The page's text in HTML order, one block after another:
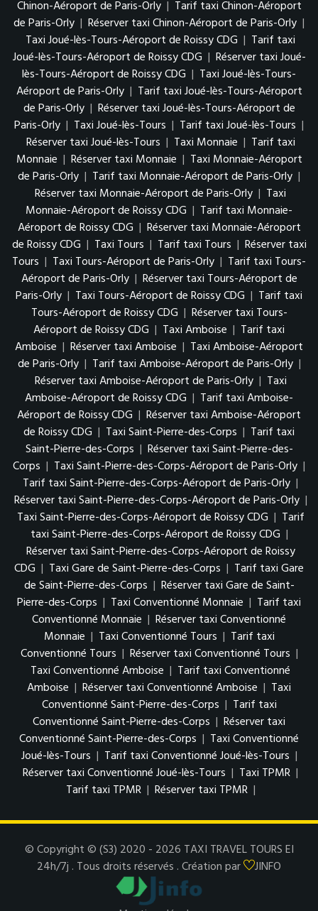
Chinon-Aéroport de Paris-Orly | Tarif taxi Chinon-Aéroport
de Paris-Orly | Réserver taxi Chinon-Aéroport de Paris-Orly |
Taxi Joué-lès-Tours-Aéroport de Roissy CDG | Tarif taxi
Joué-lès-Tours-Aéroport de Roissy CDG | Réserver taxi Joué-
lès-Tours-Aéroport de Roissy CDG | Taxi Joué-lès-Tours-
Aéroport de Paris-Orly | Tarif taxi Joué-lès-Tours-Aéroport
de Paris-Orly | Réserver taxi Joué-lès-Tours-Aéroport de
Paris-Orly | Taxi Joué-lès-Tours | Tarif taxi Joué-lès-Tours |
Réserver taxi Joué-lès-Tours | Taxi Monnaie | Tarif taxi
Monnaie | Réserver taxi Monnaie | Taxi Monnaie-Aéroport
de Paris-Orly | Tarif taxi Monnaie-Aéroport de Paris-Orly |
Réserver taxi Monnaie-Aéroport de Paris-Orly | Taxi
Monnaie-Aéroport de Roissy CDG | Tarif taxi Monnaie-
Aéroport de Roissy CDG | Réserver taxi Monnaie-Aéroport
de Roissy CDG | Taxi Tours | Tarif taxi Tours | Réserver taxi
Tours | Taxi Tours-Aéroport de Paris-Orly | Tarif taxi Tours-
Aéroport de Paris-Orly | Réserver taxi Tours-Aéroport de
Paris-Orly | Taxi Tours-Aéroport de Roissy CDG | Tarif taxi
Tours-Aéroport de Roissy CDG | Réserver taxi Tours-
Aéroport de Roissy CDG | Taxi Amboise | Tarif taxi
Amboise | Réserver taxi Amboise | Taxi Amboise-Aéroport
de Paris-Orly | Tarif taxi Amboise-Aéroport de Paris-Orly |
Réserver taxi Amboise-Aéroport de Paris-Orly | Taxi
Amboise-Aéroport de Roissy CDG | Tarif taxi Amboise-
Aéroport de Roissy CDG | Réserver taxi Amboise-Aéroport
de Roissy CDG | Taxi Saint-Pierre-des-Corps | Tarif taxi
Saint-Pierre-des-Corps | Réserver taxi Saint-Pierre-des-
Corps | Taxi Saint-Pierre-des-Corps-Aéroport de Paris-Orly |
Tarif taxi Saint-Pierre-des-Corps-Aéroport de Paris-Orly |
Réserver taxi Saint-Pierre-des-Corps-Aéroport de Paris-Orly |
Taxi Saint-Pierre-des-Corps-Aéroport de Roissy CDG | Tarif
taxi Saint-Pierre-des-Corps-Aéroport de Roissy CDG |
Réserver taxi Saint-Pierre-des-Corps-Aéroport de Roissy
CDG | Taxi Gare de Saint-Pierre-des-Corps | Tarif taxi Gare
de Saint-Pierre-des-Corps | Réserver taxi Gare de Saint-
Pierre-des-Corps | Taxi Conventionné Monnaie | Tarif taxi
Conventionné Monnaie | Réserver taxi Conventionné
Monnaie | Taxi Conventionné Tours | Tarif taxi
Conventionné Tours | Réserver taxi Conventionné Tours |
Taxi Conventionné Amboise | Tarif taxi Conventionné
Amboise | Réserver taxi Conventionné Amboise | Taxi
Conventionné Saint-Pierre-des-Corps | Tarif taxi
Conventionné Saint-Pierre-des-Corps | Réserver taxi
Conventionné Saint-Pierre-des-Corps | Taxi Conventionné
Joué-lès-Tours | Tarif taxi Conventionné Joué-lès-Tours |
Réserver taxi Conventionné Joué-lès-Tours | Taxi TPMR |
Tarif taxi TPMR | Réserver taxi TPMR |
© Copyright © (S3) 2020 - 2026 TAXI TRAVEL TOURS EI
24h/7j . Tous droits réservés . Création par
JINFO